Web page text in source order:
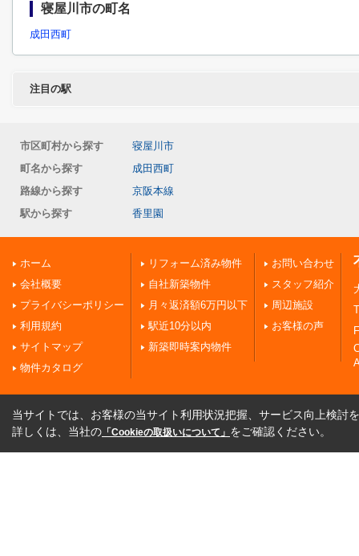
寝屋川市の町名
成田西町
注目の駅
市区町村から探す
寝屋川市
町名から探す
成田西町
路線から探す
京阪本線
駅から探す
香里園
ホーム
会社概要
プライバシーポリシー
利用規約
サイトマップ
物件カタログ
リフォーム済み物件
自社新築物件
月々返済額6万円以下
駅近10分以内
新築即時案内物件
お問い合わせ
スタッフ紹介
周辺施設
お客様の声
当サイトでは、お客様の当サイト利用状況把握、サービス向上検討
詳しくは、当社の 「Cookieの取扱いについて」 をご確認ください。